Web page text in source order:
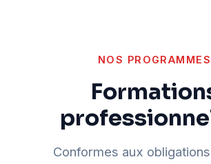
NOS PROGRAMMES
Conformes aux